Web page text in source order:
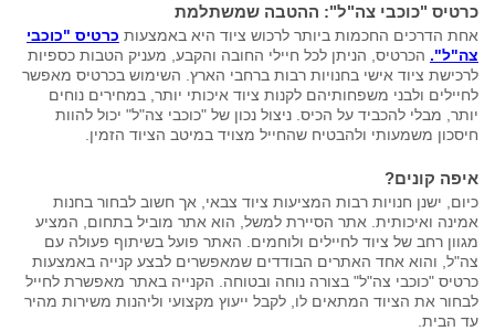
כרטיס "כוכבי צה"ל": ההטבה שמשתלמת
אחת הדרכים החכמות ביותר לרכוש ציוד היא באמצעות כרטיס "כוכבי
צה"ל". הכרטיס, הניתן לכל חיילי החובה והקבע, מעניק הטבות כספיות
לרכישת ציוד אישי בחנויות רבות ברחבי הארץ. השימוש בכרטיס מאפשר
לחיילים ולבני משפחותיהם לקנות ציוד איכותי יותר, במחירים נוחים
יותר, מבלי להכביד על הכיס. ניצול נכון של "כוכבי צה"ל" יכול להוות
חיסכון משמעותי ולהבטיח שהחייל מצויד במיטב הציוד הזמין.
איפה קונים?
כיום, ישנן חנויות רבות המציעות ציוד צבאי, אך חשוב לבחור בחנות
אמינה ואיכותית. אתר הסיירת למשל, הוא אתר מוביל בתחום, המציע
מגוון רחב של ציוד לחיילים ולוחמים. האתר פועל בשיתוף פעולה עם
צה"ל, והוא אחד האתרים הבודדים שמאפשרים לבצע קנייה באמצעות
כרטיס "כוכבי צה"ל" בצורה נוחה ובטוחה. הקנייה באתר מאפשרת לחייל
לבחור את הציוד המתאים לו, לקבל ייעוץ מקצועי וליהנות משירות מהיר
עד הבית.